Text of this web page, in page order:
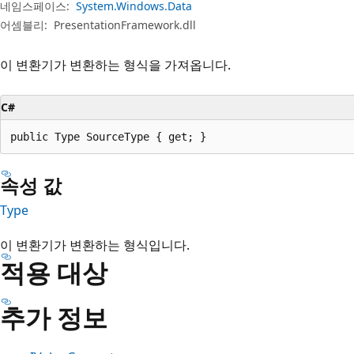
네임스페이스: System.Windows.Data
어셈블리: PresentationFramework.dll
이 변환기가 변환하는 형식을 가져옵니다.
C#
public Type SourceType { get; }
속성 값
Type
이 변환기가 변환하는 형식입니다.
적용 대상
추가 정보